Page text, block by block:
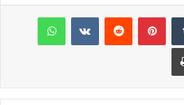
بينتيريست